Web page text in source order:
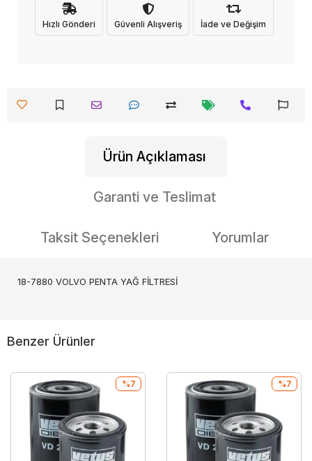
Hızlı Gönderi Güvenli Alışveriş İade ve Değişim
Ürün Açıklaması
Garanti ve Teslimat
Taksit Seçenekleri Yorumlar
18-7880 VOLVO PENTA YAĞ FİLTRESİ
Benzer Ürünler
%7 %7